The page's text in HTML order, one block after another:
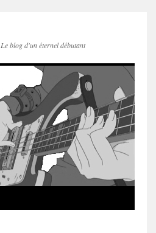
Le blog d'un éternel débutant